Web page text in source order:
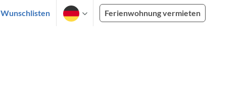
Wunschlisten Ferienwohnung vermieten